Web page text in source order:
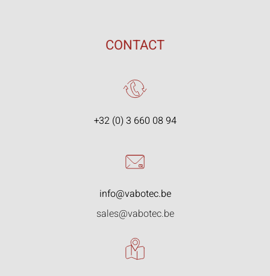
CONTACT
+32 (0) 3 660 08 94
info@vabotec.be
sales@vabotec.be